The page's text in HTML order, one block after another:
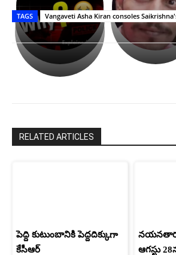
తీర్థం..తులసీదళం
లేకుండా
అసంపూర్ణం
పాన్
ఇండియా
స్టార్
హీరోయిన్‏గా
శ్రీనిధి
భర్తపై
రివెంజ్
తీర్చుకున్న
ఉపాసన..
పాపం
రామ్
TAGS Vangaveti Asha Kiran consoles
RELATED ARTICLES
పెద్ది కుటుంబానికి పెద్దదిక్కుగా
కేసీఆర్
ఆగస్టు